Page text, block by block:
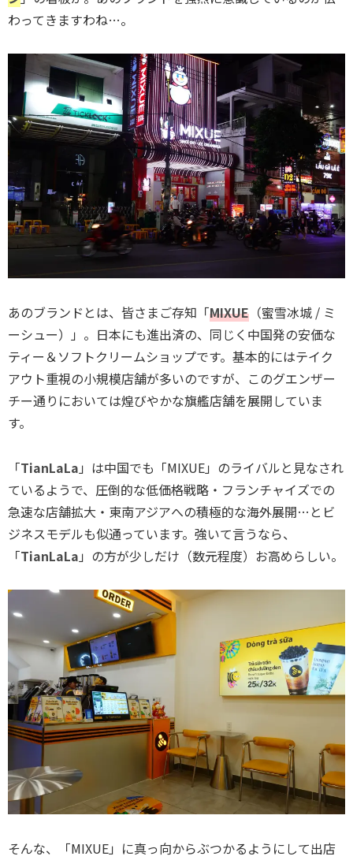
わってきますわね…。
あのブランドとは、皆さまご存知「MIXUE （蜜雪冰城 / ミ
ーシュー）」。日本にも進出済の、同じく中国発の安価な
ティー＆ソフトクリームショップです。基本的にはテイク
アウト重視の小規模店舗が多いのですが、このグエンザー
チー通りにおいては煌びやかな旗艦店舗を展開していま
す。
「TianLaLa 」は中国でも「MIXUE」のライバルと見なされ
ているようで、圧倒的な低価格戦略・フランチャイズでの
急速な店舗拡大・東南アジアへの積極的な海外展開…とビ
ジネスモデルも似通っています。強いて言うなら、
「TianLaLa 」の方が少しだけ（数元程度）お高めらしい。
そんな、「MIXUE」に真っ向からぶつかるようにして出店